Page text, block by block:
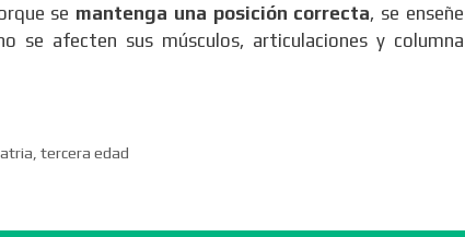
se mantenga una posición correcta, se enseñe
se afecten sus músculos, articulaciones y columna
tercera edad